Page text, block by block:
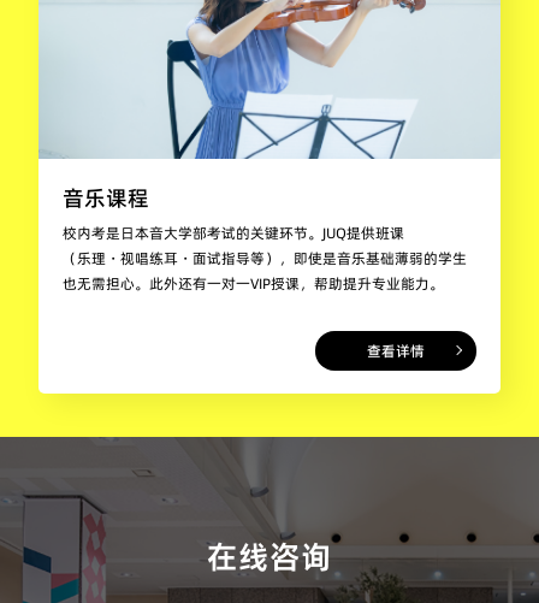
音乐课程
校内考是日本音大学部考试的关键环节。JUQ提供班课
（乐理・视唱练耳・面试指导等），即使是音乐基础薄弱的学生
也无需担心。此外还有一对一VIP授课，帮助提升专业能力。
查看详情
在线咨询